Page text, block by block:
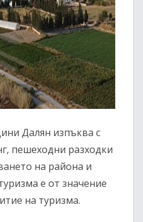
Далян изпъква с
пешеходни разходки
на района и
е от значение
на туризма.